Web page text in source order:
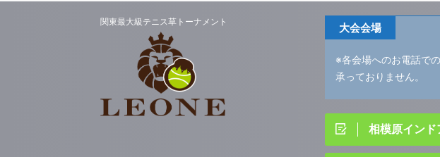
大会会場
※各会場へのお電話で
承っておりません。
相模原イン
関東最大級テニス草トーナメント